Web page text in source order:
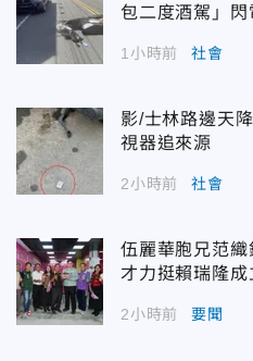
包二度酒駕」閃
1小時前 社會
影/士林路邊天
視器追來源
2小時前 社會
伍麗華胞兄范
才力挺賴瑞隆成
2小時前 要聞